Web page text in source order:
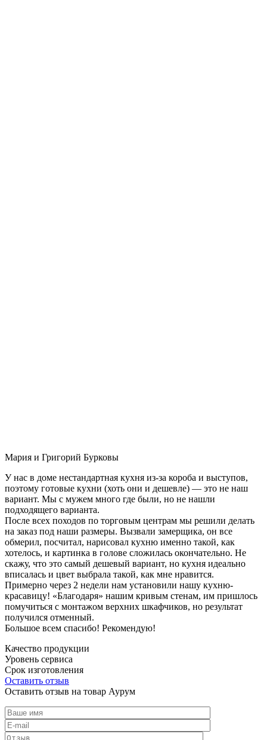
Мария и Григорий Бурковы
У нас в доме нестандартная кухня из-за короба и выступов,
поэтому готовые кухни (хоть они и дешевле) — это не наш
вариант. Мы с мужем много где были, но не нашли
подходящего варианта.
После всех походов по торговым центрам мы решили делать
на заказ под наши размеры. Вызвали замерщика, он все
обмерил, посчитал, нарисовал кухню именно такой, как
хотелось, и картинка в голове сложилась окончательно. Не
скажу, что это самый дешевый вариант, но кухня идеально
вписалась и цвет выбрала такой, как мне нравится.
Примерно через 2 недели нам установили нашу кухню-
красавицу! «Благодаря» нашим кривым стенам, им пришлось
помучиться с монтажом верхних шкафчиков, но результат
получился отменный.
Большое всем спасибо! Рекомендую!
Качество продукции
Уровень сервиса
Срок изготовления
Оставить отзыв
Оставить отзыв на товар Аурум